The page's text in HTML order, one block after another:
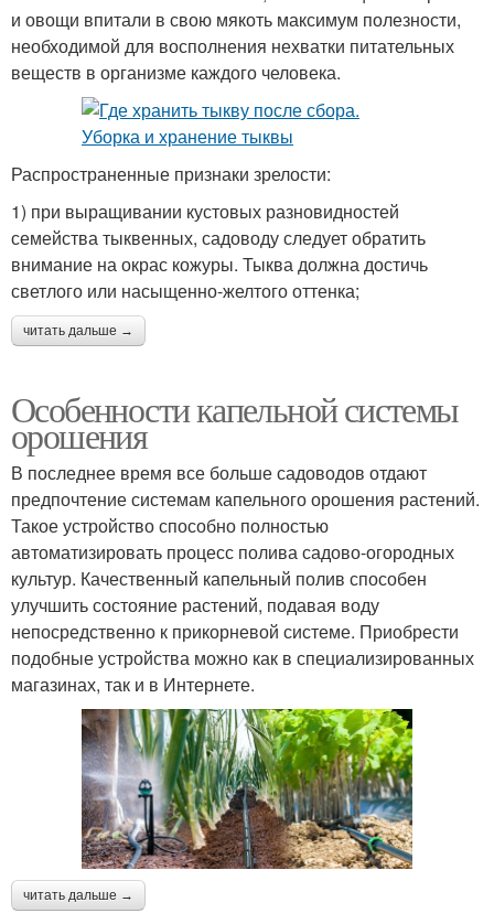
и овощи впитали в свою мякоть максимум полезности,
необходимой для восполнения нехватки питательных
веществ в организме каждого человека.
Распространенные признаки зрелости:
1) при выращивании кустовых разновидностей
семейства тыквенных, садоводу следует обратить
внимание на окрас кожуры. Тыква должна достичь
светлого или насыщенно-желтого оттенка;
читать дальше →
Особенности капельной системы
орошения
В последнее время все больше садоводов отдают
предпочтение системам капельного орошения растений.
Такое устройство способно полностью
автоматизировать процесс полива садово-огородных
культур. Качественный капельный полив способен
улучшить состояние растений, подавая воду
непосредственно к прикорневой системе. Приобрести
подобные устройства можно как в специализированных
магазинах, так и в Интернете.
читать дальше →